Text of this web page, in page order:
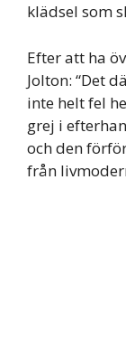
klädsel som
Efter att ha
Jolton: “Det
inte helt fel
grej i
och den
från